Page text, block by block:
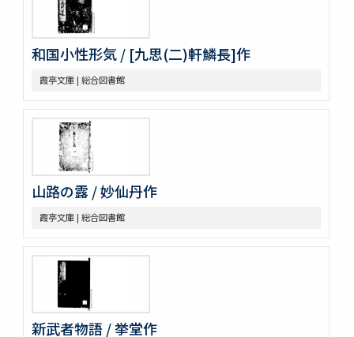
和国小性形気 / [九思(二)軒鱗長]作
霞亭文庫 | 総合図書館
山路の露 / 妙仙丹作
霞亭文庫 | 総合図書館
新武者物語 / 挙堂作